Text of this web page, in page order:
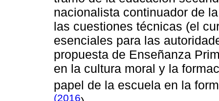
nacionalista continuador de
las cuestiones técnicas (el
esenciales para las
propuesta de Enseñanza
en la cultura moral y la
papel de la escuela en la
(2016